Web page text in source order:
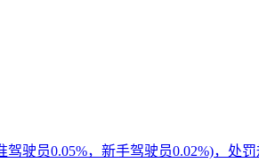
驶员0.05%，新手驾驶员0.02%)，处